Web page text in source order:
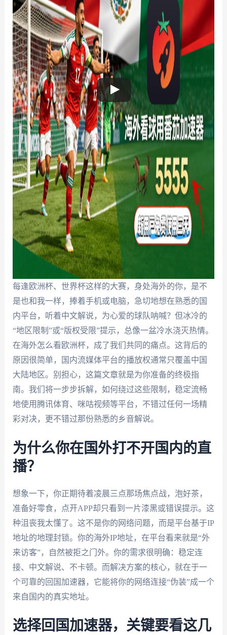
每逢欧洲杯、世界杯这样的大赛，身处海外的你，是不
是也和我一样，捧着手机或电脑，急切地想在熟悉的国
内平台，听着中文解说，为心爱的球队呐喊？但冰冷的
“地区限制”或“版权受限”提示，总像一盆冷水浇灭热情。
在海外怎么看欧洲杯，成了我们共同的痛点。这背后的
原因很简单，国内流媒体平台的播放权通常只覆盖中国
大陆地区。别担心，这篇文章就是为你准备的终极指
南。我们将一步步拆解，如何绕过这些限制，稳定流畅
地使用腾讯体育、咪咕视频等平台，不错过任何一场精
彩对决，更不错过那份熟悉的乡音解说。
为什么你在国外打不开国内的直
播？
想象一下，你正期待着凌晨三点那场焦点战，泡好茶，
准备好零食，点开APP却只看到一片漆黑或错误提示。这
种沮丧我太懂了。这不是你的网络问题，而是平台基于IP
地址的地理封锁。你的海外IP地址，在平台看来就是“外
来访客”，自然被拒之门外。你的需求很明确：稳定连
接、中文解说、不卡顿。而解决方案的核心，就在于一
个可靠的回国加速器，它能将你的网络连接“伪装”成一个
来自国内的真实地址。
选择回国加速器，关键要看这几